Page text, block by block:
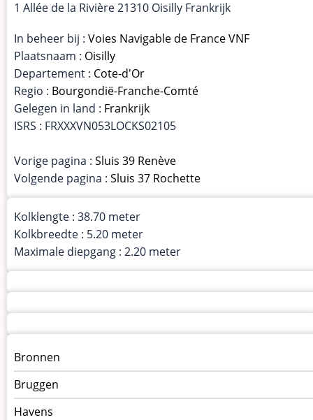
1 Allée de la Rivière 21310 Oisilly Frankrijk
In beheer bij : Voies Navigable de France VNF
Plaatsnaam : Oisilly
Departement : Cote-d'Or
Regio : Bourgondië-Franche-Comté
Gelegen in land : Frankrijk
ISRS : FRXXXVN053LOCKS02105
Vorige pagina : Sluis 39 Renève
Volgende pagina : Sluis 37 Rochette
Kolklengte : 38.70 meter
Kolkbreedte : 5.20 meter
Maximale diepgang : 2.20 meter
Menu
kunstwerken
op
kunstwerkpagina
Bronnen
Bruggen
Havens